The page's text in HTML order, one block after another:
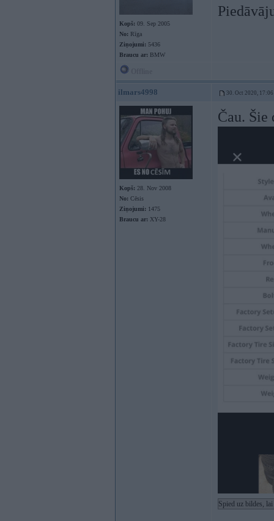
Kopš: 09. Sep 2005
No: Rīga
Ziņojumi: 5436
Braucu ar: BMW
ilmars4998 30. Oct 2020, 17:06
Kopš: 28. Nov 2008
No: Cēsis
Ziņojumi: 1475
Braucu ar: XY-28
Čau. Šie
Spied uz bildes,